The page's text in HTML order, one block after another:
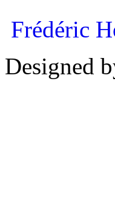
Frédéric
Designed